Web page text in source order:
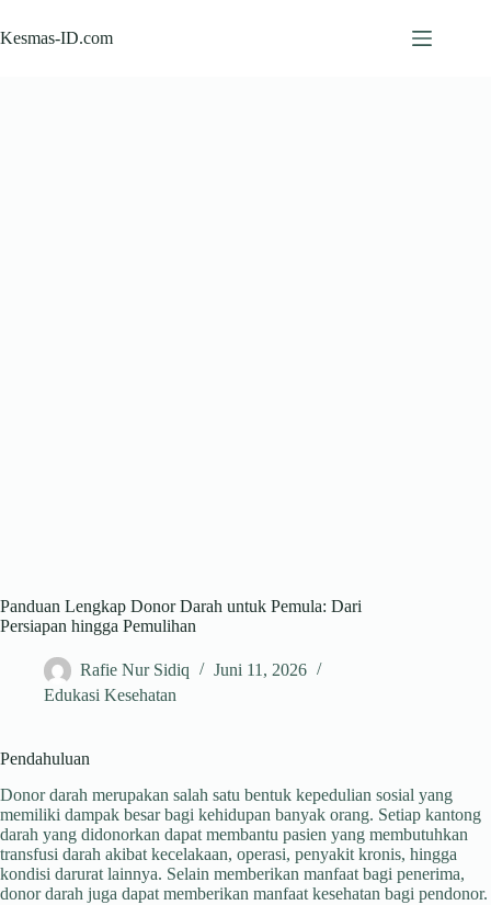
to
content
Kesmas-ID.com
Panduan Lengkap Donor Darah untuk Pemula: Dari
Persiapan hingga Pemulihan
Rafie Nur Sidiq
Juni 11, 2026
Edukasi Kesehatan
Pendahuluan
Donor darah merupakan salah satu bentuk kepedulian sosial yang
memiliki dampak besar bagi kehidupan banyak orang. Setiap kantong
darah yang didonorkan dapat membantu pasien yang membutuhkan
transfusi darah akibat kecelakaan, operasi, penyakit kronis, hingga
kondisi darurat lainnya. Selain memberikan manfaat bagi penerima,
donor darah juga dapat memberikan manfaat kesehatan bagi pendonor.